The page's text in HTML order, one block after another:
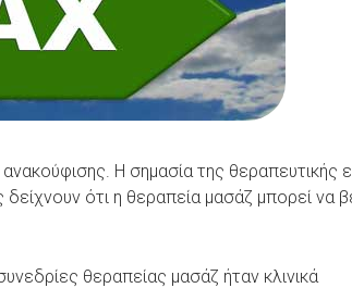
Η σημασία της θεραπευτικής
ότι η θεραπεία μασάζ μπορεί να
θεραπείας μασάζ ήταν κλινικά